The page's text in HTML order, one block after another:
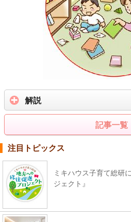
解説
記事一覧
注目トピックス
ミキハウス子育て総研
ジェクト』